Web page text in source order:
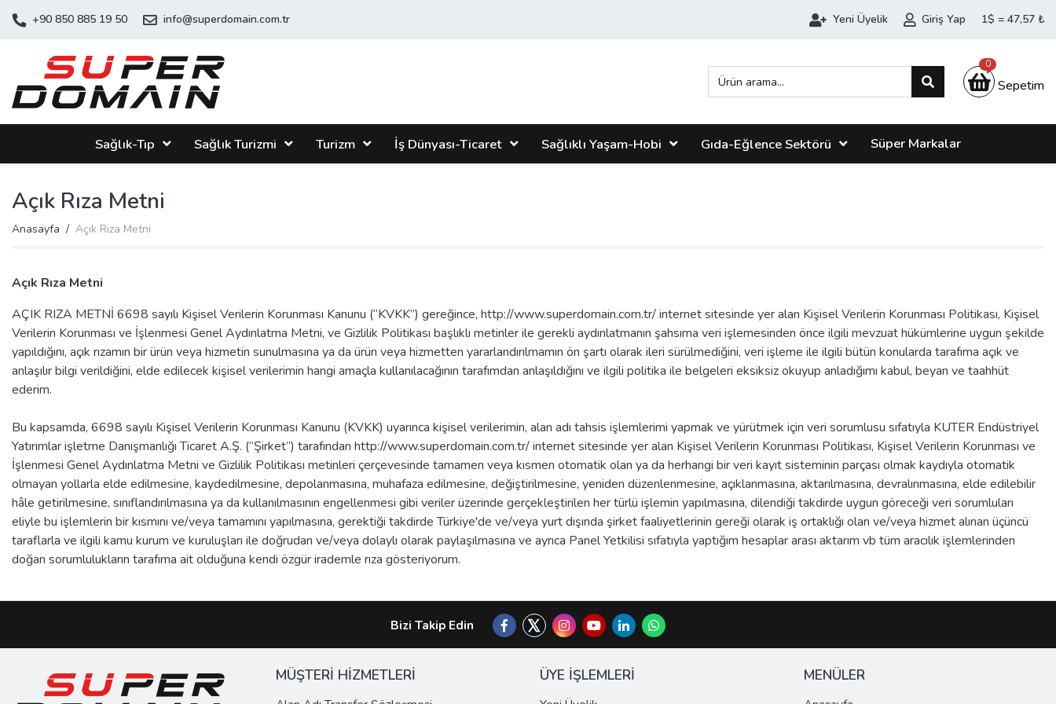
+90 850 885 19 50 info@superdomain.com.tr Yeni Üyelik Giriş Yap 1$ = 47,57 ₺
0
Sepetim
Sağlık-Tıp Sağlık Turizmi Turizm İş Dünyası-Ticaret Sağlıklı Yaşam-Hobi Gıda-Eğlence Sektörü Süper Markalar
Açık Rıza Metni
Anasayfa Açık Rıza Metni
Açık Rıza Metni
AÇIK RIZA METNİ 6698 sayılı Kişisel Verilerin Korunması Kanunu (“KVKK”) gereğince, http://www.superdomain.com.tr/ internet sitesinde yer alan Kişisel Verilerin Korunması Politikası, Kişisel
Verilerin Korunması ve İşlenmesi Genel Aydınlatma Metni, ve Gizlilik Politikası başlıklı metinler ile gerekli aydınlatmanın şahsıma veri işlemesinden önce ilgili mevzuat hükümlerine uygun şekilde
yapıldığını, açık rızamın bir ürün veya hizmetin sunulmasına ya da ürün veya hizmetten yararlandırılmamın ön şartı olarak ileri sürülmediğini, veri işleme ile ilgili bütün konularda tarafıma açık ve
anlaşılır bilgi verildiğini, elde edilecek kişisel verilerimin hangi amaçla kullanılacağının tarafımdan anlaşıldığını ve ilgili politika ile belgeleri eksiksiz okuyup anladığımı kabul, beyan ve taahhüt
ederim.
Bu kapsamda, 6698 sayılı Kişisel Verilerin Korunması Kanunu (KVKK) uyarınca kişisel verilerimin, alan adı tahsis işlemlerimi yapmak ve yürütmek için veri sorumlusu sıfatıyla KUTER Endüstriyel
Yatırımlar işletme Danışmanlığı Ticaret A.Ş. (“Şirket”) tarafından http://www.superdomain.com.tr/ internet sitesinde yer alan Kişisel Verilerin Korunması Politikası, Kişisel Verilerin Korunması ve
İşlenmesi Genel Aydınlatma Metni ve Gizlilik Politikası metinleri çerçevesinde tamamen veya kısmen otomatik olan ya da herhangi bir veri kayıt sisteminin parçası olmak kaydıyla otomatik
olmayan yollarla elde edilmesine, kaydedilmesine, depolanmasına, muhafaza edilmesine, değiştirilmesine, yeniden düzenlenmesine, açıklanmasına, aktarılmasına, devralınmasına, elde edilebilir
hâle getirilmesine, sınıflandırılmasına ya da kullanılmasının engellenmesi gibi veriler üzerinde gerçekleştirilen her türlü işlemin yapılmasına, dilendiği takdirde uygun göreceği veri sorumluları
eliyle bu işlemlerin bir kısmını ve/veya tamamını yapılmasına, gerektiği takdirde Türkiye'de ve/veya yurt dışında şirket faaliyetlerinin gereği olarak iş ortaklığı olan ve/veya hizmet alınan üçüncü
taraflarla ve ilgili kamu kurum ve kuruluşları ile doğrudan ve/veya dolaylı olarak paylaşılmasına ve ayrıca Panel Yetkilisi sıfatıyla yaptığım hesaplar arası aktarım vb tüm aracılık işlemlerinden
doğan sorumlulukların tarafıma ait olduğuna kendi özgür irademle rıza gösteriyorum.
Bizi Takip Edin
MÜŞTERİ HİZMETLERİ ÜYE İŞLEMLERİ MENÜLER